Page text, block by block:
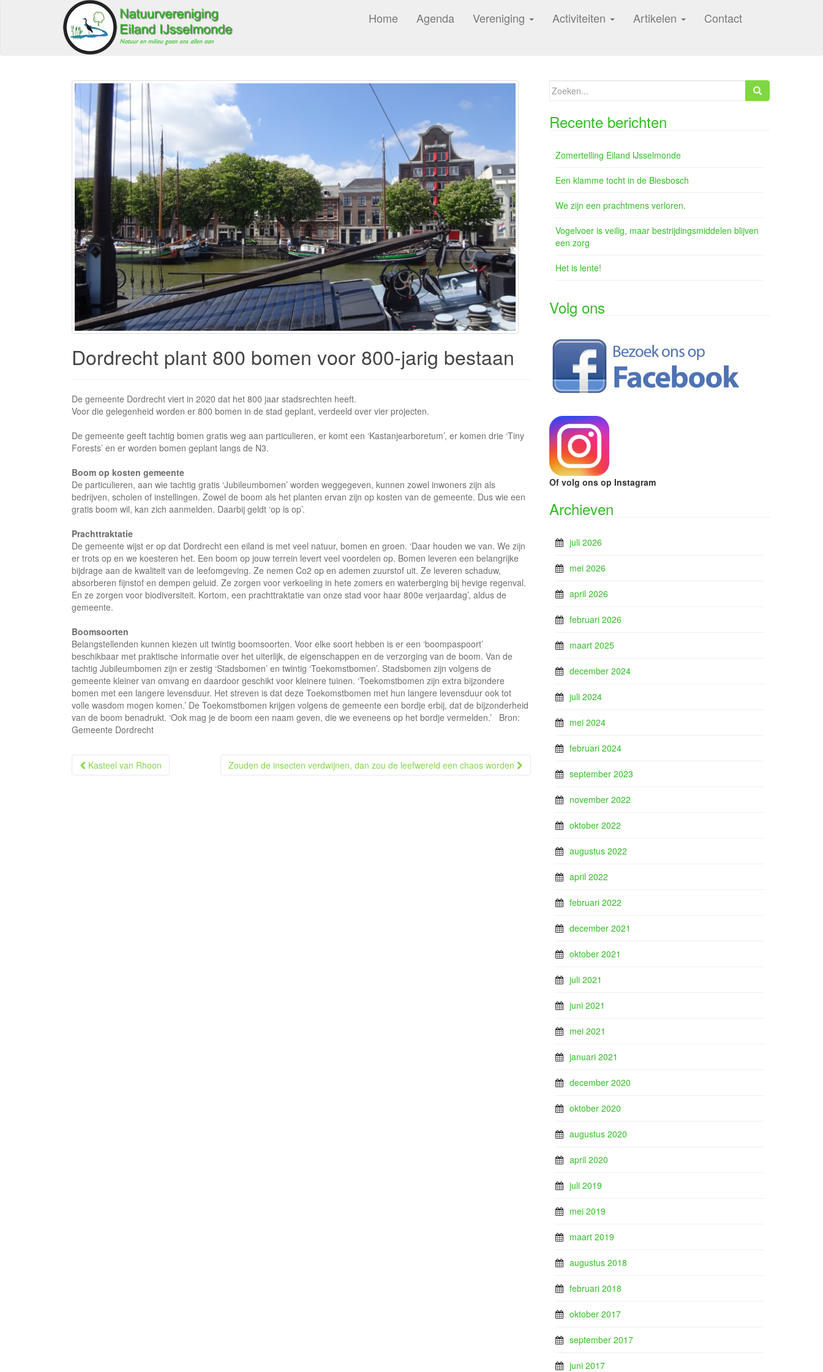
Home Agenda Vereniging Activiteiten Artikelen Contact
Dordrecht plant 800 bomen voor 800-jarig bestaan
De gemeente Dordrecht viert in 2020 dat het 800 jaar stadsrechten heeft.
Voor die gelegenheid worden er 800 bomen in de stad geplant, verdeeld over vier projecten.
De gemeente geeft tachtig bomen gratis weg aan particulieren, er komt een ‘Kastanjearboretum’, er komen drie ‘Tiny
Forests’ en er worden bomen geplant langs de N3.
Boom op kosten gemeente
De particulieren, aan wie tachtig gratis ‘Jubileumbomen’ worden weggegeven, kunnen zowel inwoners zijn als
bedrijven, scholen of instellingen. Zowel de boom als het planten ervan zijn op kosten van de gemeente. Dus wie een
gratis boom wil, kan zich aanmelden. Daarbij geldt ‘op is op’.
Prachttraktatie
De gemeente wijst er op dat Dordrecht een eiland is met veel natuur, bomen en groen. ‘Daar houden we van. We zijn
er trots op en we koesteren het. Een boom op jouw terrein levert veel voordelen op. Bomen leveren een belangrijke
bijdrage aan de kwaliteit van de leefomgeving. Ze nemen Co2 op en ademen zuurstof uit. Ze leveren schaduw,
absorberen fijnstof en dempen geluid. Ze zorgen voor verkoeling in hete zomers en waterberging bij hevige regenval.
En ze zorgen voor biodiversiteit. Kortom, een prachttraktatie van onze stad voor haar 800e verjaardag’, aldus de
gemeente.
Boomsoorten
Belangstellenden kunnen kiezen uit twintig boomsoorten. Voor elke soort hebben is er een ‘boompaspoort’
beschikbaar met praktische informatie over het uiterlijk, de eigenschappen en de verzorging van de boom. Van de
tachtig Jubileumbomen zijn er zestig ‘Stadsbomen’ en twintig ‘Toekomstbomen’. Stadsbomen zijn volgens de
gemeente kleiner van omvang en daardoor geschikt voor kleinere tuinen. ‘Toekomstbomen zijn extra bijzondere
bomen met een langere levensduur. Het streven is dat deze Toekomstbomen met hun langere levensduur ook tot
volle wasdom mogen komen.’ De Toekomstbomen krijgen volgens de gemeente een bordje erbij, dat de bijzonderheid
van de boom benadrukt. ‘Ook mag je de boom een naam geven, die we eveneens op het bordje vermelden.’ Bron:
Gemeente Dordrecht
Berichtnavigatie
Kasteel van Rhoon Zouden de insecten verdwijnen, dan zou de leefwereld een chaos worden
Zoeken
naar:
Recente berichten
Zomertelling Eiland IJsselmonde
Een klamme tocht in de Biesbosch
We zijn een prachtmens verloren.
Vogelvoer is veilig, maar bestrijdingsmiddelen blijven
een zorg
Het is lente!
Volg ons
Of volg ons op Instagram
Archieven
juli 2026
mei 2026
april 2026
februari 2026
maart 2025
december 2024
juli 2024
mei 2024
februari 2024
september 2023
november 2022
oktober 2022
augustus 2022
april 2022
februari 2022
december 2021
oktober 2021
juli 2021
juni 2021
mei 2021
januari 2021
december 2020
oktober 2020
augustus 2020
april 2020
juli 2019
mei 2019
maart 2019
augustus 2018
februari 2018
oktober 2017
september 2017
juni 2017